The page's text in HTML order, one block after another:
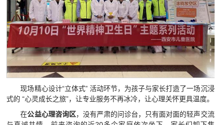
现场精心设计“立体式” 活动环节，为孩子与家长打造了一场沉浸
式的 “心灵成长之旅”，让专业服务不再冰冷，让心理关怀更具温度。
在公益心理咨询区，没有严肃的问诊台，只有面对面的轻声交流